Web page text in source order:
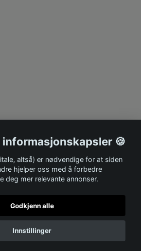
informasjonskapsler 🍪
altså) er nødvendige for at siden
hjelper oss med å forbedre
deg mer relevante annonser.
Godkjenn alle
Innstillinger